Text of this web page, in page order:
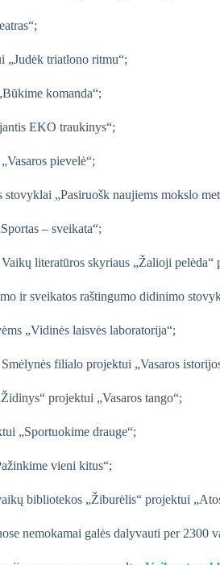
„Judėk triatlono ritmu“;
komanda“;
EKO traukinys“;
pievelė“;
„Pasiruošk naujiems mokslo
– sveikata“;
literatūros skyriaus „Žalioji pelėda“
ir sveikatos raštingumo didinimo
„Vidinės laisvės laboratorija“;
filialo projektui „Vasaros
projektui „Vasaros tango“;
„Sportuokime drauge“;
vieni kitus“;
bibliotekos „Žiburėlis“ projektui
nemokamai galės dalyvauti per 2300